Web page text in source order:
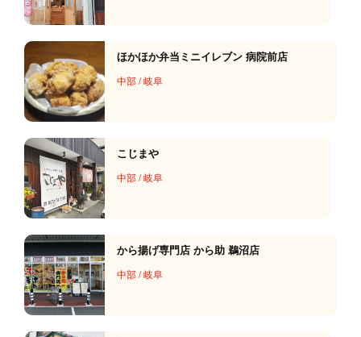
ほかほか弁当ミニイレブン 病院前店
中部/岐阜
こじまや
中部/岐阜
から揚げ専門店 から助 鵜沼店
中部/岐阜